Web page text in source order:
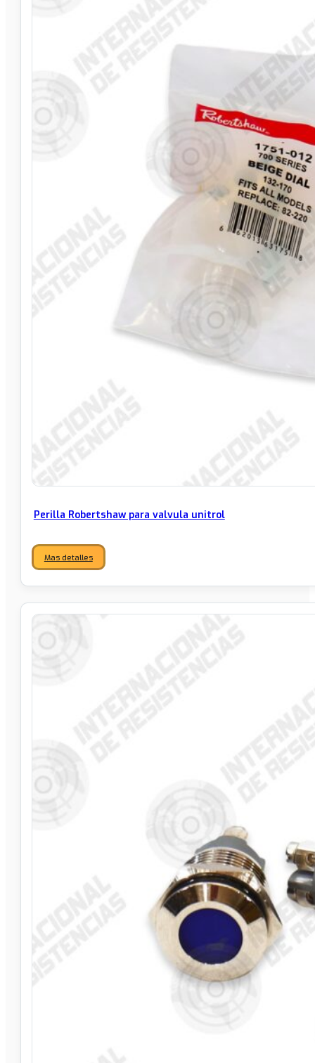
Perilla Robertshaw para valvula unitrol
Mas detalles